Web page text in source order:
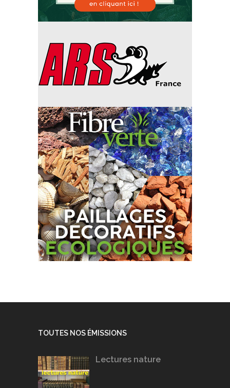
TOUTES NOS ÉMISSIONS
Lectures nature